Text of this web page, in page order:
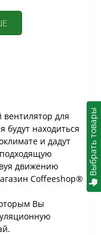
Выбрать товары
для
будут находиться
и дадут
движению
Coffeeshop®
Вы